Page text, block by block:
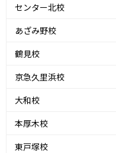
センター北校
あざみ野校
鶴見校
京急久里浜校
大和校
本厚木校
東戸塚校